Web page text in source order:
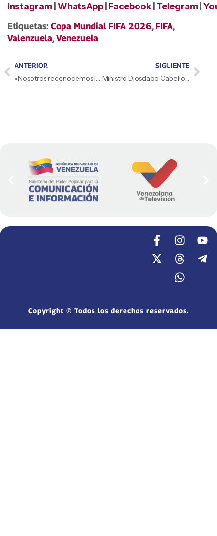
Instagram WhatsApp Facebook Telegram
Etiquetas: Copa Mundial FIFA 2026, FIFA,
Valenzuela,Venezuela
ANTERIOR
«Nosotros reconocemos la voluntad soberana del pueblo de Colombia». Felicitamos ese proceso electoral y decimos, demos un paso adelante, no miremos atrás»,afirmó la Presidenta (E) Delcy Rodríguez
SIGUIENTE
Ministro Diosdado Cabello informó que el sismo que sacudió varios estados del país ronda los 7 en la escala de Richter
Copyright © Todos los derechos reservados.